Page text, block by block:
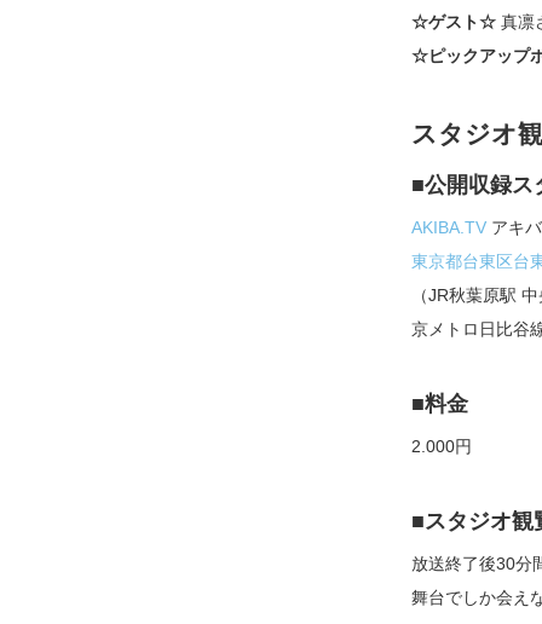
☆ゲスト☆ 真凛
☆ピックアップ
スタジオ
■公開収録ス
AKIBA.TV アキ
東京都台東区台
（JR秋葉原駅
京メトロ日比谷
■料金
2.000円
■スタジオ観
放送終了後30分
舞台でしか会え